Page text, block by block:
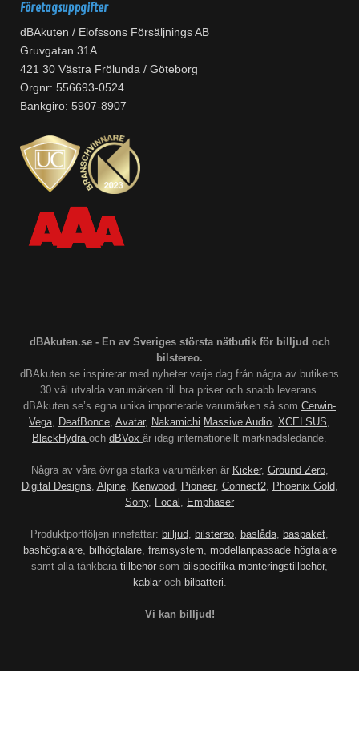
Företagsuppgifter
dBAkuten / Elofssons Försäljnings AB
Gruvgatan 31A
421 30 Västra Frölunda / Göteborg
Orgnr: 556693-0524
Bankgiro: 5907-8907
dBAkuten.se - En av Sveriges största nätbutik för billjud och
bilstereo.
dBAkuten.se inspirerar med nyheter varje dag från några av butikens
30 väl utvalda varumärken till bra priser och snabb leverans.
dBAkuten.se’s egna unika importerade varumärken så som Cerwin-
Vega, DeafBonce, Avatar, Nakamichi Massive Audio, XCELSUS,
BlackHydra och dBVox är idag internationellt marknadsledande.
Några av våra övriga starka varumärken är Kicker, Ground Zero,
Digital Designs, Alpine, Kenwood, Pioneer, Connect2, Phoenix Gold,
Sony, Focal , Emphaser
Produktportföljen innefattar: billjud, bilstereo, baslåda, baspaket,
bashögtalare, bilhögtalare, framsystem, modellanpassade högtalare
samt alla tänkbara tillbehör som bilspecifika monteringstillbehör,
kablaroch bilbatteri.
Vi kan billjud!